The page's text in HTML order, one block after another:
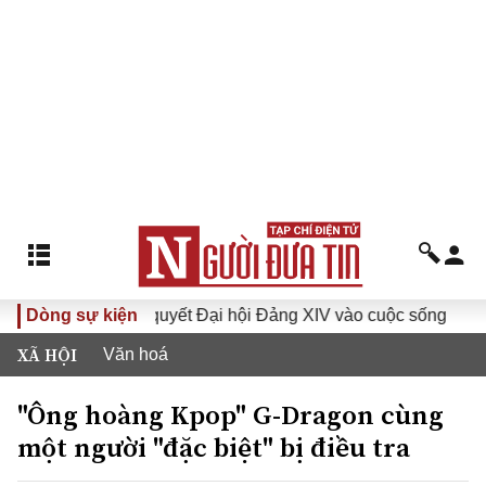
Dòng sự kiện
Đưa Nghị quyết Đại hội Đảng XIV vào cuộc sống
XÃ HỘI Văn hoá
"Ông hoàng Kpop" G-Dragon cùng
một người "đặc biệt" bị điều tra